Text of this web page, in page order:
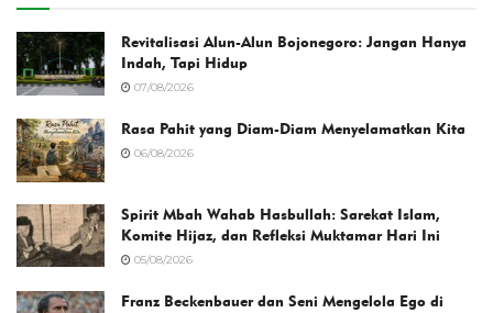
Revitalisasi Alun-Alun Bojonegoro: Jangan Hanya
Indah, Tapi Hidup
07/08/2026
Rasa Pahit yang Diam-Diam Menyelamatkan Kita
06/08/2026
Spirit Mbah Wahab Hasbullah: Sarekat Islam,
Komite Hijaz, dan Refleksi Muktamar Hari Ini
05/08/2026
Franz Beckenbauer dan Seni Mengelola Ego di